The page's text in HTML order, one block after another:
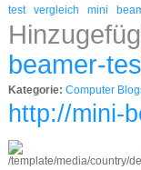
test vergleich mini
beamer-
Kategorie: Computer
http://mini-